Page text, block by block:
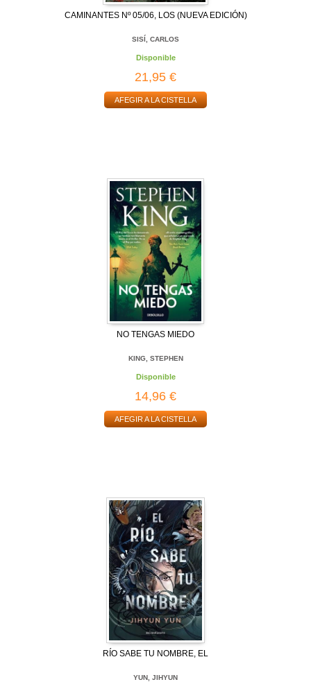
CAMINANTES Nº 05/06, LOS (NUEVA EDICIÓN)
SISÍ, CARLOS
Disponible
21,95 €
AFEGIR A LA CISTELLA
NO TENGAS MIEDO
KING, STEPHEN
Disponible
14,96 €
AFEGIR A LA CISTELLA
RÍO SABE TU NOMBRE, EL
YUN, JIHYUN